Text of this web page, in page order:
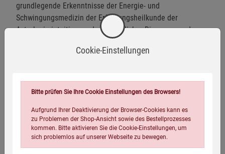
grundlegende Erkenntnisse der Energie- und
Schwingungsmedizin der Erfahrungsheilkunde der
Astrologie intuitiver und ganzheitlicher Diagnose- und
Therapieverfahrenzusammen und entwickelt daraus ein
System, das Laien und Therapeuten ermöglicht, die
spirituellen Weiterentwicklung zu finden. Regelmäßiges
Beachtung gewisser Grundsätze eröffnet unerschöpfliche
neue Möglichkeiten, die Heilkraft vor allem klassischer
Musik neu zu entdecken und zu nutzen.
Cookie-Einstellungen
Bitte prüfen Sie Ihre Cookie Einstellungen des Browsers!
Aufgrund Ihrer Deaktivierung der Browser-Cookies kann es
zu Problemen der Shop-Ansicht sowie des Bestellprozesses
kommen. Bitte aktivieren Sie die Cookie-Einstellungen, um
sich problemlos auf unserer Webseite zu bewegen.